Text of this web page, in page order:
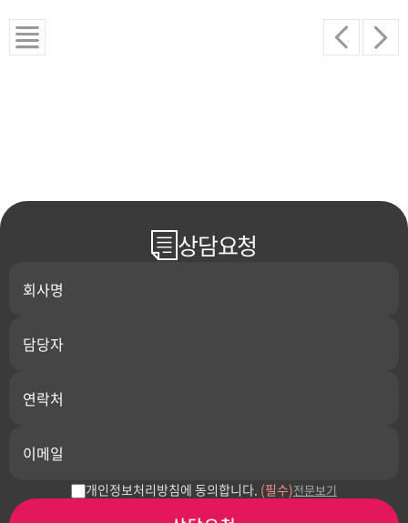
상담요청
개인정보처리방침에 동의합니다. (필수)전문보기